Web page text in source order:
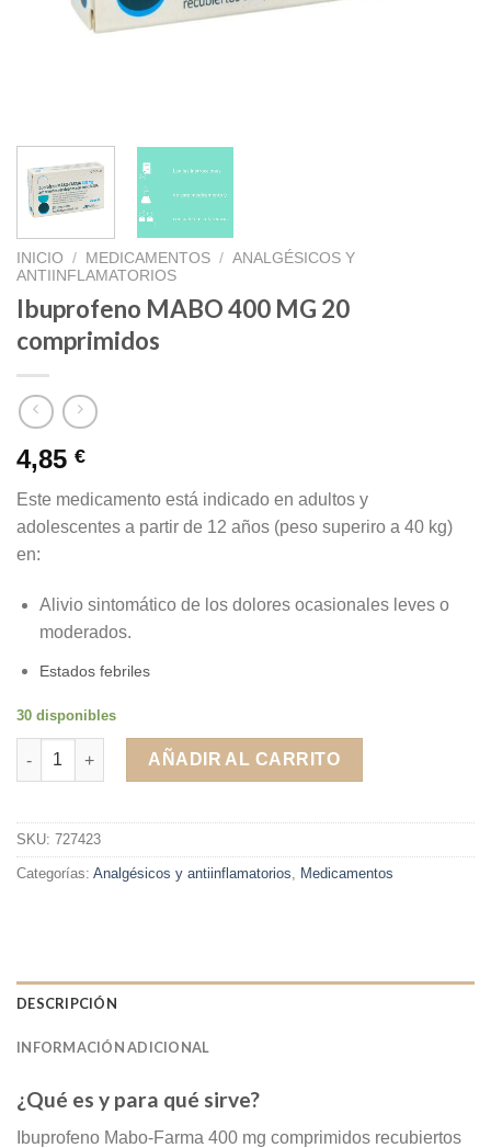
INICIO / MEDICAMENTOS / ANALGÉSICOS Y
ANTIINFLAMATORIOS
Ibuprofeno MABO 400 MG 20
comprimidos
4,85 €
Este medicamento está indicado en adultos y
adolescentes a partir de 12 años (peso superiro a 40 kg)
en:
Alivio sintomático de los dolores ocasionales leves o
moderados.
Estados febriles
30 disponibles
Ibuprofeno MABO 400 MG 20 comprimidos cantidad
AÑADIR AL CARRITO
SKU: 727423
Categorías: Analgésicos y antiinflamatorios, Medicamentos
DESCRIPCIÓN
INFORMACIÓN ADICIONAL
¿Qué es y para qué sirve?
Ibuprofeno Mabo-Farma 400 mg comprimidos recubiertos